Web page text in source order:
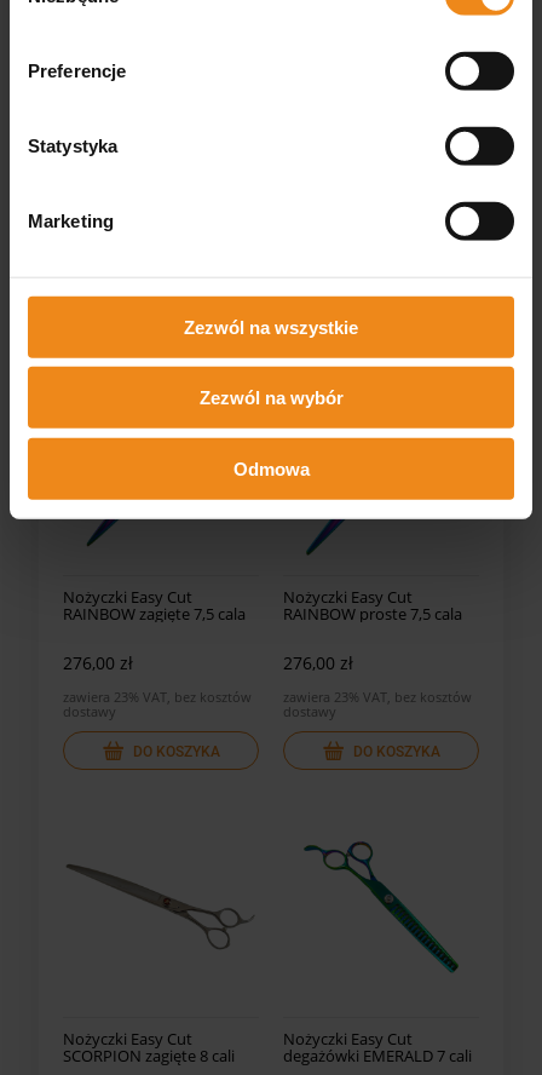
Preferencje
Statystyka
Marketing
Zezwól na wszystkie
Zezwól na wybór
Odmowa
Ringi do nożyczek 20 mm
7,90 zł
Nożyczki Easy Cut OPAL
Nożyczki Easy Cut
RAINBOW zagięte 7,5 cala
276,00 zł
zawiera 23% VAT, bez kosztów
dostawy
DO KOSZYKA
Nożyczki Easy Cut
RAINBOW proste 7,5 cala
276,00 zł
zawiera 23% VAT, bez kosztów
dostawy
DO KOSZYKA
Nożyczki Easy Cut
SCORPION zagięte 8 cali
Nożyczki Easy Cut
degażówki EMERALD 7 cali